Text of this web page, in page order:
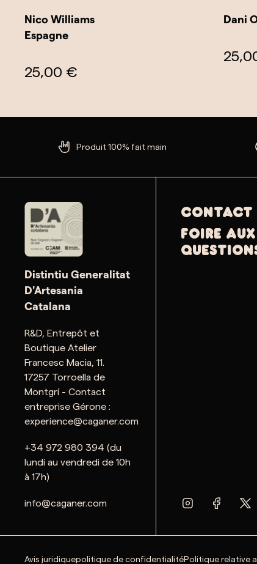
Nico Williams
Espagne
25,00 €
Dani
Produit 100% fait main
Distintiu Generalitat
D'Artesania
Catalana
R&D, Entrepôt et
Boutique Atelier
Francesc Macia, 11.
17257 Torroella de
Montgrí - Contact
entreprise Gérone :
experience@caganer.com
+34 972 980 394 (du
lundi au vendredi de 10h
à 17h)
info@caganer.com
Contact
Foire aux
Avis juridiquepolitique de confidentialitéPolitique relative